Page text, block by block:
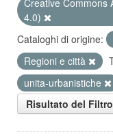
Creative Commons
4.0)
Cataloghi di origine:
Regioni e città
unita-urbanistiche
Risultato del Filtro